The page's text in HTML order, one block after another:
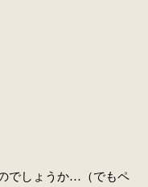
でしょうか…（でもペ